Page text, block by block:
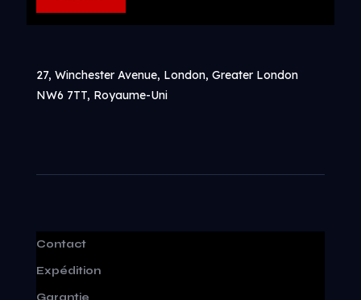
27, Winchester Avenue, London, Greater London
NW6 7TT, Royaume-Uni
Contact
Expédition